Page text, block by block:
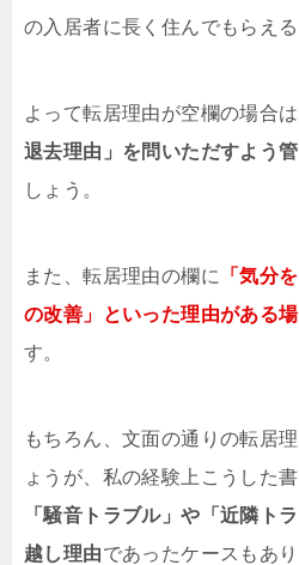
の入居者に長く住んでもらえ
よって転居理由が空欄の場合は
退去理由」を問いただすよう
しょう。
また、転居理由の欄に
「気分
の改善」といった理由がある
す。
もちろん、文面の通りの転居
ょうが、私の経験上こうした
「騒音トラブル」や「近隣ト
越し理由であったケースもあり